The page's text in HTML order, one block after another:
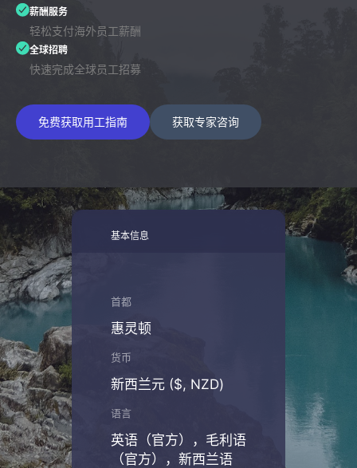
薪酬服务
轻松支付海外员工薪酬
全球招聘
快速完成全球员工招募
免费获取用工指南 获取专家咨询
基本信息
首都
惠灵顿
货币
新西兰元 ($, NZD)
语言
英语（官方），毛利语
（官方），新西兰语